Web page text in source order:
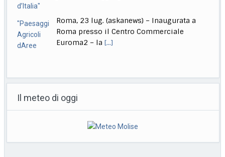
d’Italia"
Roma, 23 lug. (askanews) – Inaugurata a
Roma presso il Centro Commerciale
Euroma2 – la[...]
Farnborough International Airshow
rappresenta un momento centrale per la
Rubio: "L’Iran chiede agli Usa di negoziare accordo ogni
Il meteo di oggi